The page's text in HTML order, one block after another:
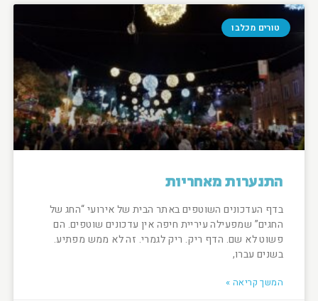
טורים מכלבו
התנערות מאחריות
בדף העדכונים השוטפים באתר הבית של אירועי “החג של
החגים” שמפעילה עיריית חיפה אין עדכונים שוטפים. הם
פשוט לא שם. הדף ריק. ריק לגמרי. זה לא ממש מפתיע.
בשנים עברו,
המשך קריאה »